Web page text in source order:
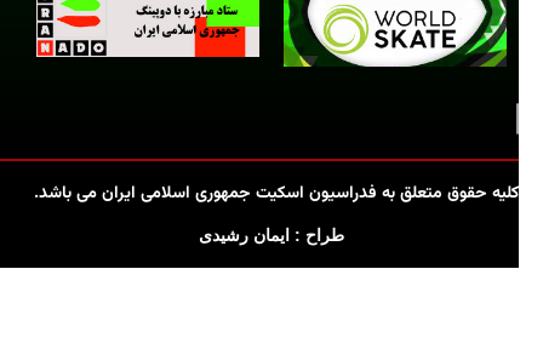
کلیه حقوق متعلق به فدراسیون اسکیت جمهوری اسلامی ایران می باشد.
طراح : ایمان رشیدی